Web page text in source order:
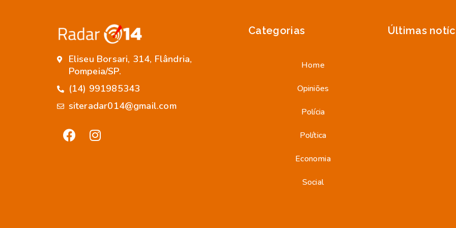
Eliseu Borsari, 314, Flândria,
Pompeia/SP.
(14) 991985343
siteradar014@gmail.com
Categorias
Home
Opiniões
Polícia
Política
Economia
Social
Últimas